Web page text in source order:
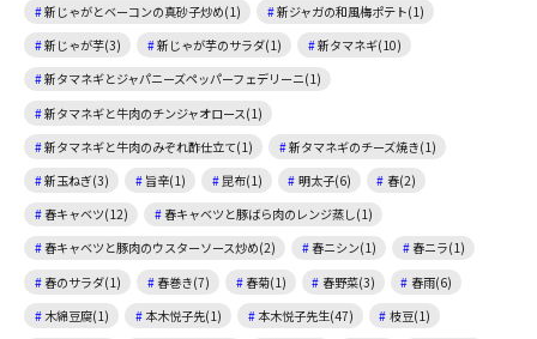
新じゃがとベーコンの真砂子炒め(1)
新ジャガの和風梅ポテト(1)
新じゃが芋(3)
新じゃが芋のサラダ(1)
新タマネギ(10)
新タマネギとジャパニーズペッパーフェデリーニ(1)
新タマネギと牛肉のチンジャオロース(1)
新タマネギと牛肉のみぞれ酢仕立て(1)
新タマネギのチーズ焼き(1)
新玉ねぎ(3)
旨辛(1) 昆布(1) 明太子(6)
春(2)
春キャベツ(12)
春キャベツと豚ばら肉のレンジ蒸し(1)
春キャベツと豚肉のウスターソース炒め(2)
春ニシン(1)
春ニラ(1)
春のサラダ(1)
春巻き(7) 春菊(1) 春野菜(3)
春雨(6)
木綿豆腐(1)
本木悦子先(1) 本木悦子先生(47)
枝豆(1)